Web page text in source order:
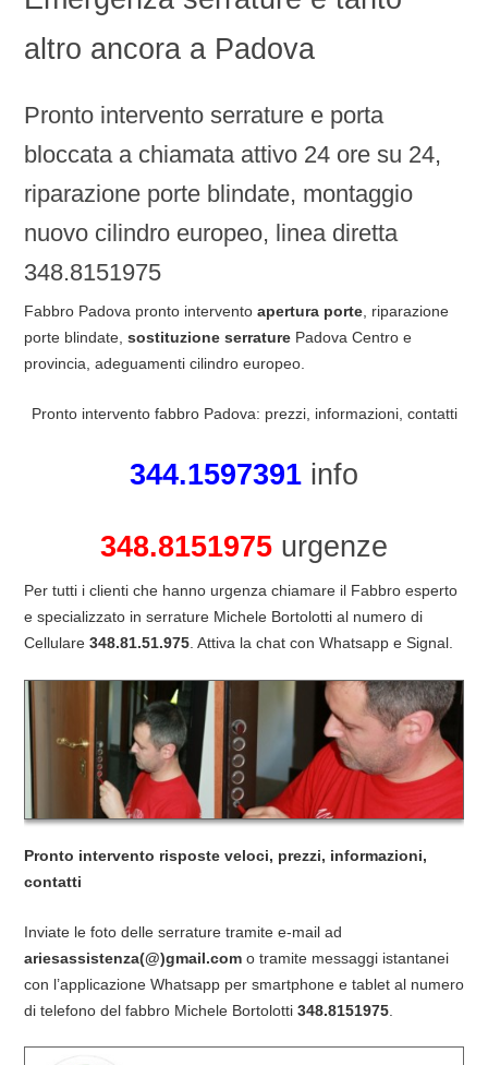
altro ancora a Padova
Pronto intervento serrature e porta
bloccata a chiamata attivo 24 ore su 24,
riparazione porte blindate, montaggio
nuovo cilindro europeo, linea diretta
348.8151975
Fabbro Padova pronto intervento apertura porte, riparazione
porte blindate, sostituzione serraturePadova Centro e
provincia, adeguamenti cilindro europeo.
Pronto intervento fabbro Padova: prezzi, informazioni, contatti
344.1597391 info
348.8151975 urgenze
Per tutti i clienti che hanno urgenza chiamare il Fabbro esperto
e specializzato in serrature Michele Bortolotti al numero di
Cellulare 348.81.51.975. Attiva la chat con Whatsapp e Signal.
Pronto intervento risposte veloci, prezzi, informazioni,
contatti
Inviate le foto delle serrature tramite e-mail ad
ariesassistenza(@)gmail.como tramite messaggi istantanei
con l’applicazione Whatsapp per smartphone e tablet al numero
di telefono del fabbro Michele Bortolotti 348.8151975.